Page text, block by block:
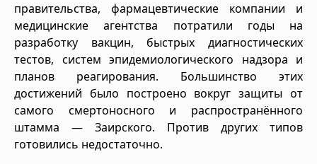
правительства, фармацевтические компании и
медицинские агентства потратили годы на
разработку вакцин, быстрых диагностических
тестов, систем эпидемиологического надзора и
планов реагирования. Большинство этих
достижений было построено вокруг защиты от
самого смертоносного и распространённого
штамма — Заирского. Против других типов
готовились недостаточно.